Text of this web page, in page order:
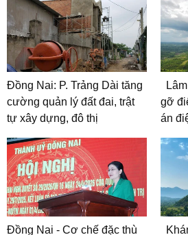
Đồng Nai: P. Trảng Dài tăng
cường quản lý đất đai, trật
tự xây dựng, đô thị
gỡ
án
Đồng Nai - Cơ chế đặc thù